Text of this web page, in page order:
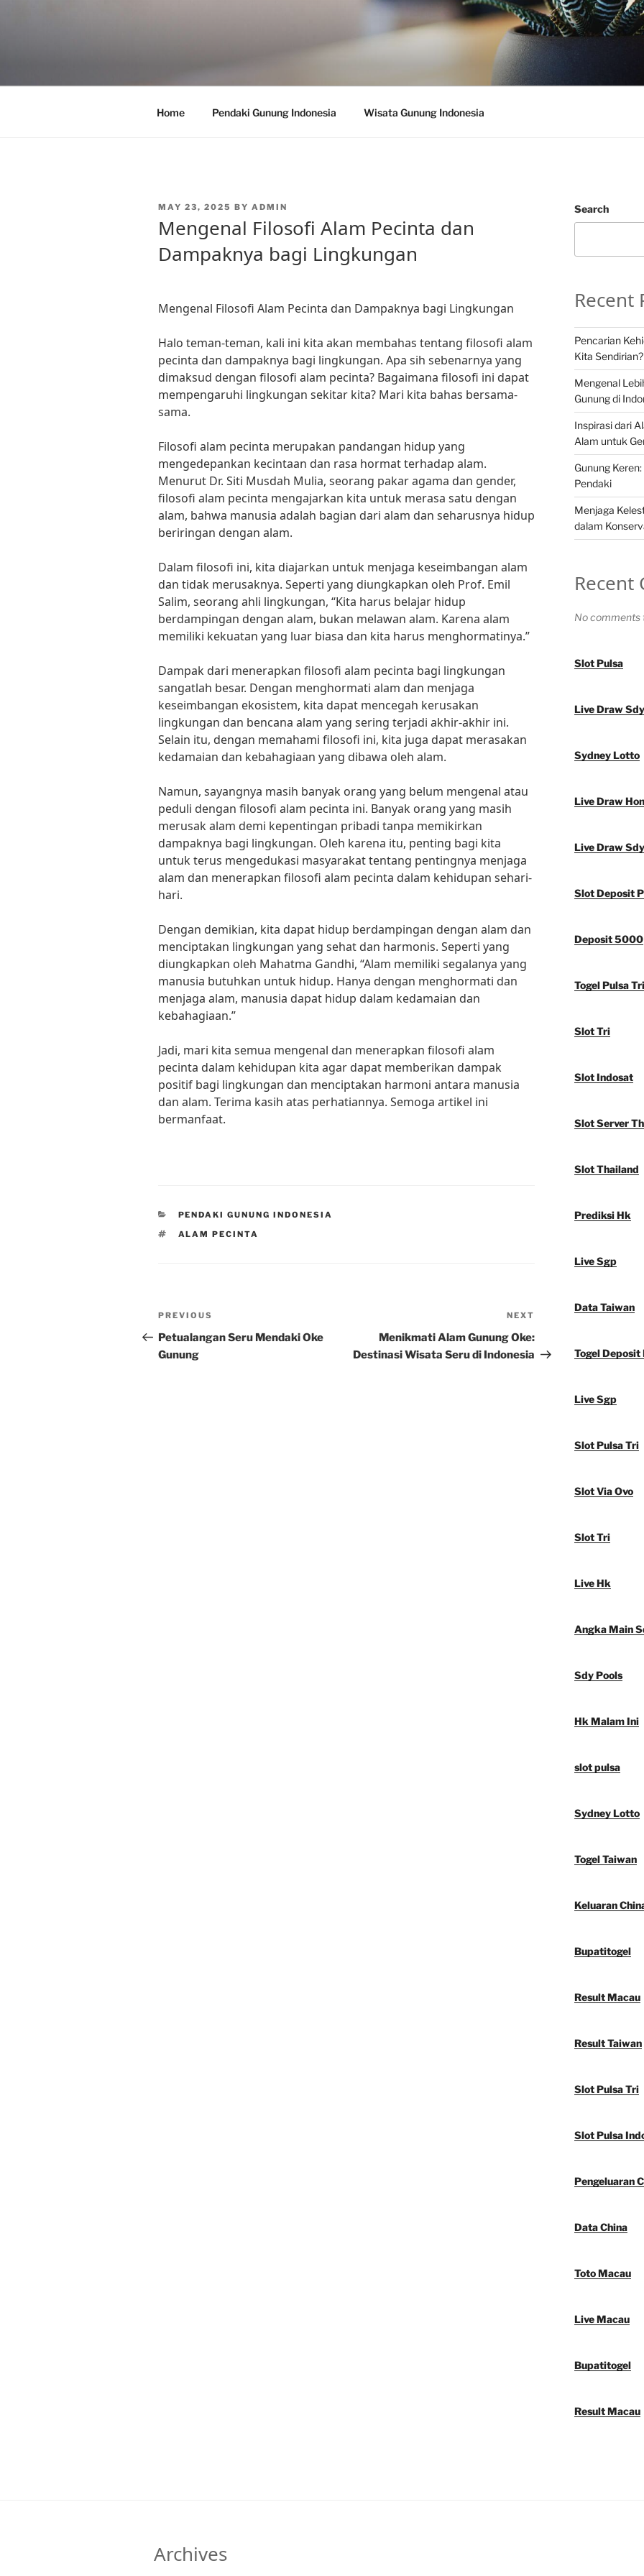
Home Pendaki Gunung Indonesia Wisata Gunung Indonesia
POSTED
MAY 23, 2025 BY ADMIN
Mengenal Filosofi Alam Pecinta dan
Dampaknya bagi Lingkungan
Mengenal Filosofi Alam Pecinta dan Dampaknya bagi Lingkungan
Halo teman-teman, kali ini kita akan membahas tentang filosofi alam
pecinta dan dampaknya bagi lingkungan. Apa sih sebenarnya yang
dimaksud dengan filosofi alam pecinta? Bagaimana filosofi ini dapat
mempengaruhi lingkungan sekitar kita? Mari kita bahas bersama-
sama.
Filosofi alam pecinta merupakan pandangan hidup yang
mengedepankan kecintaan dan rasa hormat terhadap alam.
Menurut Dr. Siti Musdah Mulia, seorang pakar agama dan gender,
filosofi alam pecinta mengajarkan kita untuk merasa satu dengan
alam, bahwa manusia adalah bagian dari alam dan seharusnya hidup
beriringan dengan alam.
Dalam filosofi ini, kita diajarkan untuk menjaga keseimbangan alam
dan tidak merusaknya. Seperti yang diungkapkan oleh Prof. Emil
Salim, seorang ahli lingkungan, “Kita harus belajar hidup
berdampingan dengan alam, bukan melawan alam. Karena alam
memiliki kekuatan yang luar biasa dan kita harus menghormatinya.”
Dampak dari menerapkan filosofi alam pecinta bagi lingkungan
sangatlah besar. Dengan menghormati alam dan menjaga
keseimbangan ekosistem, kita dapat mencegah kerusakan
lingkungan dan bencana alam yang sering terjadi akhir-akhir ini.
Selain itu, dengan memahami filosofi ini, kita juga dapat merasakan
kedamaian dan kebahagiaan yang dibawa oleh alam.
Namun, sayangnya masih banyak orang yang belum mengenal atau
peduli dengan filosofi alam pecinta ini. Banyak orang yang masih
merusak alam demi kepentingan pribadi tanpa memikirkan
dampaknya bagi lingkungan. Oleh karena itu, penting bagi kita
untuk terus mengedukasi masyarakat tentang pentingnya menjaga
alam dan menerapkan filosofi alam pecinta dalam kehidupan sehari-
hari.
Dengan demikian, kita dapat hidup berdampingan dengan alam dan
menciptakan lingkungan yang sehat dan harmonis. Seperti yang
diungkapkan oleh Mahatma Gandhi, “Alam memiliki segalanya yang
manusia butuhkan untuk hidup. Hanya dengan menghormati dan
menjaga alam, manusia dapat hidup dalam kedamaian dan
kebahagiaan.”
Jadi, mari kita semua mengenal dan menerapkan filosofi alam
pecinta dalam kehidupan kita agar dapat memberikan dampak
positif bagi lingkungan dan menciptakan harmoni antara manusia
dan alam. Terima kasih atas perhatiannya. Semoga artikel ini
bermanfaat.
CATEGORIES
PENDAKI GUNUNG INDONESIA
TAGS
ALAM PECINTA
Post
navigation
Previous
Post
PREVIOUS
Petualangan Seru Mendaki Oke
Gunung
Post
NEXT
Menikmati Alam Gunung Oke:
Destinasi Wisata Seru di Indonesia
Search
Recent
Pencarian
Kita Sendirian?
Mengenal
Gunung di
Inspirasi dari
Alam untuk
Gunung
Pendaki
Menjaga
dalam
Recent
No comments
Slot Pulsa
Live Draw Sdy
Sydney Lotto
Live Draw
Live Draw Sdy
Slot Deposit
Deposit 5000
Togel Pulsa Tri
Slot Tri
Slot Indosat
Slot Server
Slot Thailand
Prediksi Hk
Live Sgp
Data Taiwan
Togel Deposit
Live Sgp
Slot Pulsa Tri
Slot Via Ovo
Slot Tri
Live Hk
Angka Main
Sdy Pools
Hk Malam Ini
slot pulsa
Sydney Lotto
Togel Taiwan
Keluaran
Bupatitogel
Result Macau
Result Taiwan
Slot Pulsa Tri
Slot Pulsa
Pengeluaran
Data China
Toto Macau
Live Macau
Bupatitogel
Result Macau
Archives